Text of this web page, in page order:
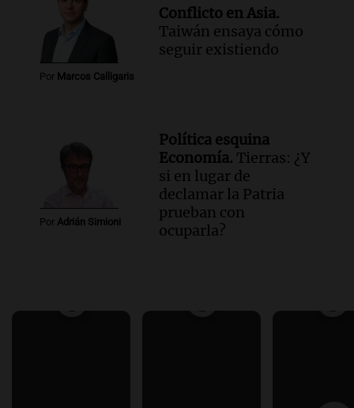
Por Marcos Calligaris
Conflicto en Asia.
Taiwán ensaya cómo
seguir existiendo
Por Adrián Simioni
Política esquina
Economía. Tierras: ¿Y
si en lugar de
declamar la Patria
prueban con
ocuparla?